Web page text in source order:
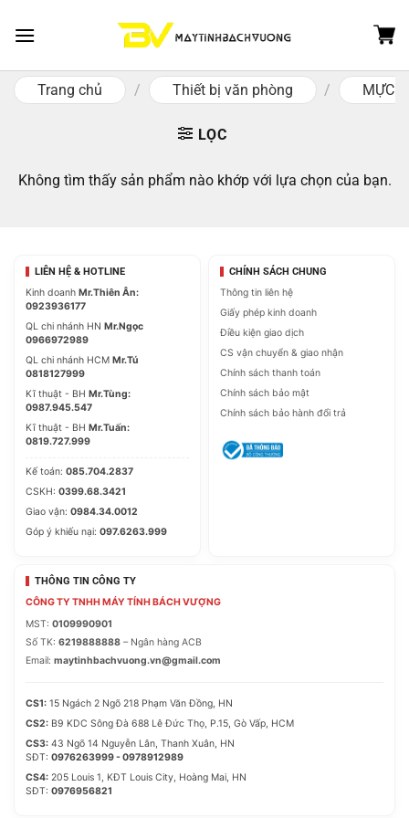
Trang chủ
/ Thiết bị văn phòng / MỰC
LỌC
Không tìm thấy sản phẩm nào khớp với lựa chọn của bạn.
LIÊN HỆ & HOTLINE
Kinh doanh Mr.Thiên Ân:
0923936177
QL chi nhánh HN Mr.Ngọc
0966972989
QL chi nhánh HCM Mr.Tú
0818127999
Kĩ thuật - BH Mr.Tùng:
0987.945.547
Kĩ thuật - BH Mr.Tuấn:
0819.727.999
Kế toán: 085.704.2837
CSKH: 0399.68.3421
Giao vận: 0984.34.0012
Góp ý khiếu nại: 097.6263.999
CHÍNH SÁCH CHUNG
Thông tin liên hệ
Giấy phép kinh doanh
Điều kiện giao dịch
CS vận chuyển & giao nhận
Chính sách thanh toán
Chính sách bảo mật
Chính sách bảo hành đổi trả
THÔNG TIN CÔNG TY
CÔNG TY TNHH MÁY TÍNH BÁCH VƯỢNG
MST: 0109990901
Số TK: 6219888888 – Ngân hàng ACB
Email: maytinhbachvuong.vn@gmail.com
CS1: 15 Ngách 2 Ngõ 218 Phạm Văn Đồng, HN
CS2: B9 KDC Sông Đà 688 Lê Đức Thọ, P.15, Gò Vấp, HCM
CS3: 43 Ngõ 14 Nguyễn Lân, Thanh Xuân, HN
SĐT: 0976263999 - 0978912989
CS4: 205 Louis 1, KĐT Louis City, Hoàng Mai, HN
SĐT: 0976956821